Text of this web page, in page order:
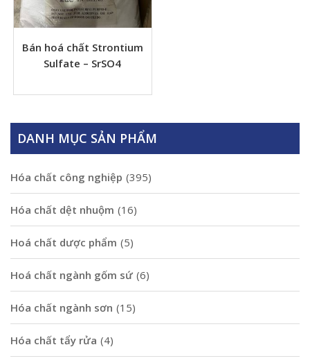
Bán hoá chất Strontium
Sulfate – SrSO4
DANH MỤC SẢN PHẨM
Hóa chất công nghiệp (395)
Hóa chất dệt nhuộm (16)
Hoá chất dược phẩm (5)
Hoá chất ngành gốm sứ (6)
Hóa chất ngành sơn (15)
Hóa chất tẩy rửa (4)